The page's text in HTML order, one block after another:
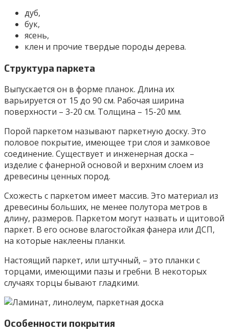
дуб,
бук,
ясень,
клен и прочие твердые породы дерева.
Структура паркета
Выпускается он в форме планок. Длина их
варьируется от 15 до 90 см. Рабочая ширина
поверхности – 3-20 см. Толщина – 15-20 мм.
Порой паркетом называют паркетную доску. Это
половое покрытие, имеющее три слоя и замковое
соединение. Существует и инженерная доска –
изделие с фанерной основой и верхним слоем из
древесины ценных пород.
Схожесть с паркетом имеет массив. Это материал из
древесины больших, не менее полутора метров в
длину, размеров. Паркетом могут назвать и щитовой
паркет. В его основе влагостойкая фанера или ДСП,
на которые наклеены планки.
Настоящий паркет, или штучный, – это планки с
торцами, имеющими пазы и гребни. В некоторых
случаях торцы бывают гладкими.
Особенности покрытия